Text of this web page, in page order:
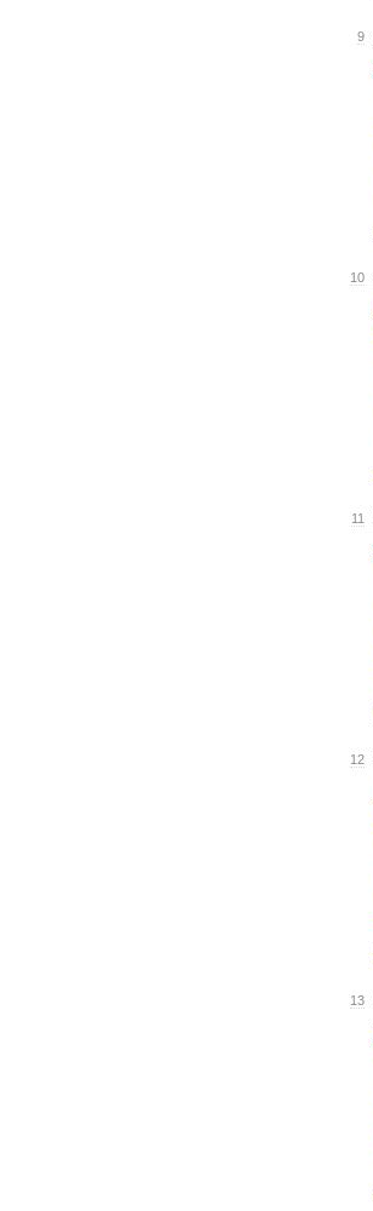
9
10
11
12
13